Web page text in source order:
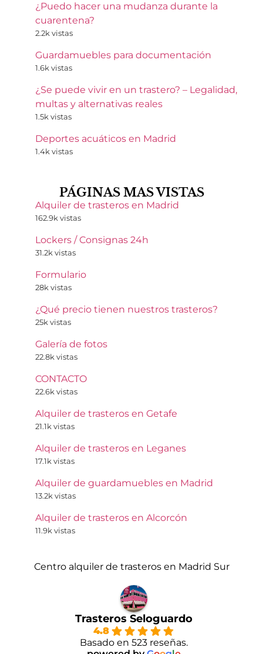
¿Puedo hacer una mudanza durante la
cuarentena?
2.2k vistas
Guardamuebles para documentación
1.6k vistas
¿Se puede vivir en un trastero? – Legalidad,
multas y alternativas reales
1.5k vistas
Deportes acuáticos en Madrid
1.4k vistas
PÁGINAS MAS VISTAS
Alquiler de trasteros en Madrid
162.9k vistas
Lockers / Consignas 24h
31.2k vistas
Formulario
28k vistas
¿Qué precio tienen nuestros trasteros?
25k vistas
Galería de fotos
22.8k vistas
CONTACTO
22.6k vistas
Alquiler de trasteros en Getafe
21.1k vistas
Alquiler de trasteros en Leganes
17.1k vistas
Alquiler de guardamuebles en Madrid
13.2k vistas
Alquiler de trasteros en Alcorcón
11.9k vistas
Centro alquiler de trasteros en Madrid Sur
Trasteros Seloguardo
4.8
Basado en 523 reseñas.